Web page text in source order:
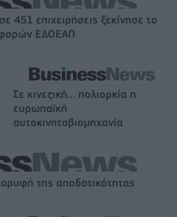
451 επιχειρήσεις ξεκίνησε το
ΕΔΟΕΑΠ
Σε κινεζική… πολιορκία η
ευρωπαϊκή
αυτοκινητοβιομηχανία
της αποδοτικότητας